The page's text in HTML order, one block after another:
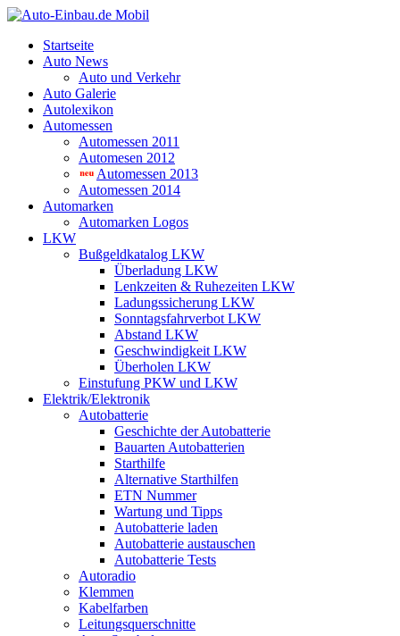
Startseite
Auto News
Auto und Verkehr
Auto Galerie
Autolexikon
Automessen
Automessen 2011
Automesen 2012
Automessen 2013
Automessen 2014
Automarken
Automarken Logos
LKW
Bußgeldkatalog LKW
Überladung LKW
Lenkzeiten & Ruhezeiten LKW
Ladungssicherung LKW
Sonntagsfahrverbot LKW
Abstand LKW
Geschwindigkeit LKW
Überholen LKW
Einstufung PKW und LKW
Elektrik/Elektronik
Autobatterie
Geschichte der Autobatterie
Bauarten Autobatterien
Starthilfe
Alternative Starthilfen
ETN Nummer
Wartung und Tipps
Autobatterie laden
Autobatterie austauschen
Autobatterie Tests
Autoradio
Klemmen
Kabelfarben
Leitungsquerschnitte